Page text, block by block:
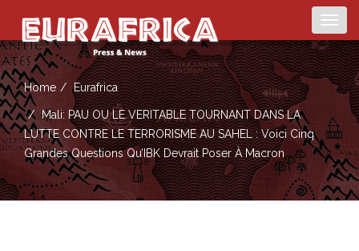
Home Eurafrica
Mali: PAU OU LE VERITABLE TOURNANT DANS LA
LUTTE CONTRE LE TERRORISME AU SAHEL : Voici Cinq
Grandes Questions Qu’IBK Devrait Poser À Macron